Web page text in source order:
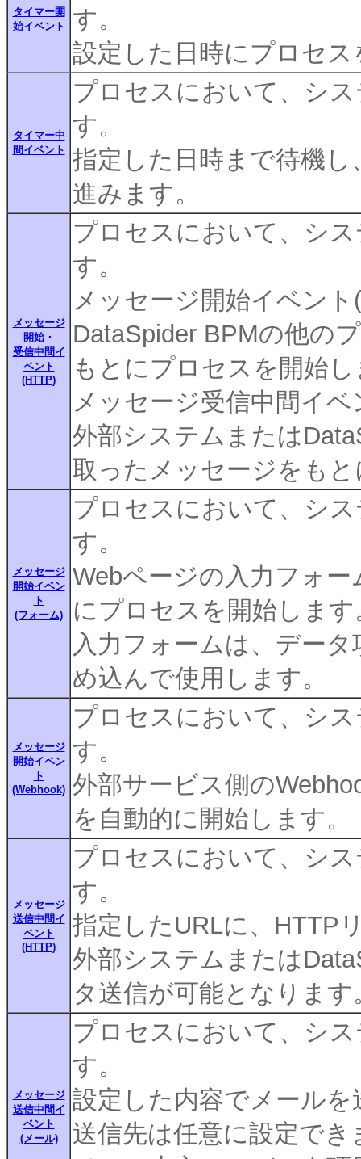
タイマー開
始イベント
す。
設定した日時にプロセ
タイマー中
間イベント
プロセスにおいて、シ
す。
指定した日時まで待機
進みます。
メッセージ
開始・
受信中間イ
ベント
(HTTP)
プロセスにおいて、シ
す。
メッセージ開始イベン
DataSpider BPMの他の
もとにプロセスを開始
メッセージ受信中間イ
外部システムまたは
取ったメッセージをも
メッセージ
開始イベン
ト
(フォーム)
プロセスにおいて、シ
す。
Webページの入力フォ
にプロセスを開始します
入力フォームは、デー
め込んで使用します。
メッセージ
開始イベン
ト
(Webhook)
プロセスにおいて、シ
す。
外部サービス側の
を自動的に開始します。
メッセージ
送信中間イ
ベント
(HTTP)
プロセスにおいて、シ
す。
指定したURLに、HTTP
外部システムまたは
タ送信が可能となります
メッセージ
送信中間イ
ベント
(メール)
プロセスにおいて、シ
す。
設定した内容でメールを
送信先は任意に設定でき